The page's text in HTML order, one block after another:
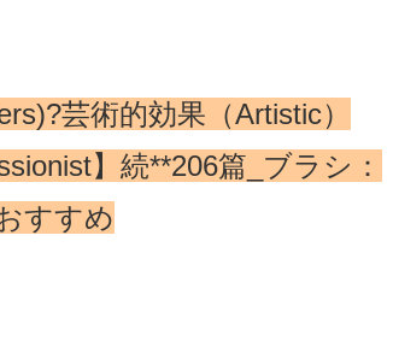
芸術的効果（Artistic）
】続**206篇_ブラシ：
すすめ